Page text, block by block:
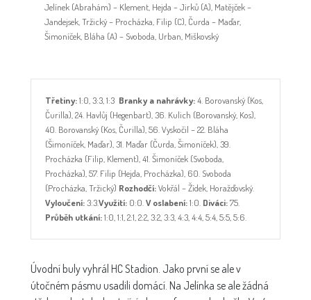
Jelínek (Abrahám) – Klement, Hejda – Jirků (A), Matějček –
Jandejsek, Tržický – Procházka, Filip (C), Čurda – Maďar,
Šimoníček, Bláha (A) – Svoboda, Urban, Miškovský
Třetiny:1:0, 3:3, 1:3 Branky a nahrávky:4. Borovanský (Kos,
Čurilla), 24. Havlůj (Hegenbart), 36. Kulich (Borovanský, Kos),
40. Borovanský (Kos, Čurilla), 56. Vyskočil – 22. Bláha
(Šimoníček, Maďar), 31. Maďar (Čurda, Šimoníček), 39.
Procházka (Filip, Klement), 41. Šimoníček (Svoboda,
Procházka), 57. Filip (Hejda, Procházka), 60. Svoboda
(Procházka, Tržický) Rozhodčí:Vokřál – Žídek, Horažďovský.
Vyloučení:3:3.Využití: 0:0.V oslabení:1:0. Diváci:75.
Průběh utkání:1:0, 1:1, 2:1, 2:2, 3:2, 3:3, 4:3, 4:4, 5:4, 5:5, 5:6.
Úvodní buly vyhrál HC Stadion. Jako první se ale v
útočném pásmu usadili domácí. Na Jelínka se ale žádná